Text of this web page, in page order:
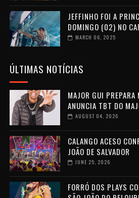
JEFFINHO FOI A
DOMINGO (02) NO
MARCH 06, 2025
ÚLTIMAS NOTÍCIAS
MAJOR GUI PREPARA
ANUNCIA TBT DO
AUGUST 04, 2026
CALANGO ACESO
JOÃO DE SALVADOR
JUNE 25, 2026
FORRÓ DOS PLAYS